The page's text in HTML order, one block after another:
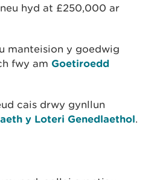
hyd at £250,000 ar
manteision y goedwig
fwy am Goetiroedd
cais drwy gynllun
y Loteri Genedlaethol.